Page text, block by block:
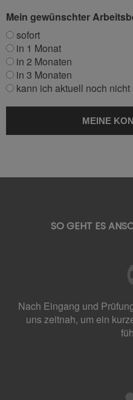
Mein gewünschter
sofort
in 1 Monat
in 2 Monaten
in 3 Monaten
kann ich aktuell noch nicht
SO GEHT ES
Nach Eingang und
uns zeitnah, um ein